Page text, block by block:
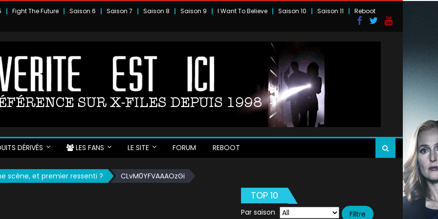
Fight The Future Saison 6 Saison 7 Saison 8 Saison 9 I Want To Believe Saison 10 Saison 11 Reboot
DÉRIVÉS LES FANS LE SITE FORUM REBOOT
scène, et premier ressenti ? CLvM0YFVAAAOzGi
TOP 10
Par saison